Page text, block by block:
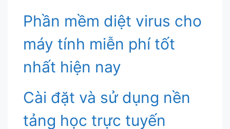
Phần mềm diệt virus cho
máy tính miễn phí tốt
nhất hiện nay
Cài đặt và sử dụng nền
tảng học trực tuyến